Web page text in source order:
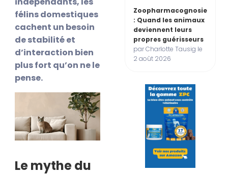
félins domestiques
cachent un besoin
de stabilité et
d’interaction bien
plus fort qu’on ne le
pense.
Le mythe du
Zoopharmacognosie
: Quand les animaux
deviennent leurs
propres guérisseurs
par Charlotte Tausig le
2 août 2026